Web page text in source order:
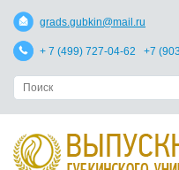
grads.gubkin@mail.ru
+ 7 (499) 727-04-62 +7